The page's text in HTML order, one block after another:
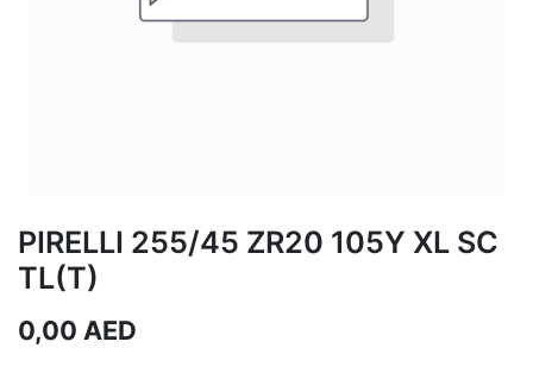
PIRELLI 255/45 ZR20 105Y XL SC
TL(T)
0,00 AED